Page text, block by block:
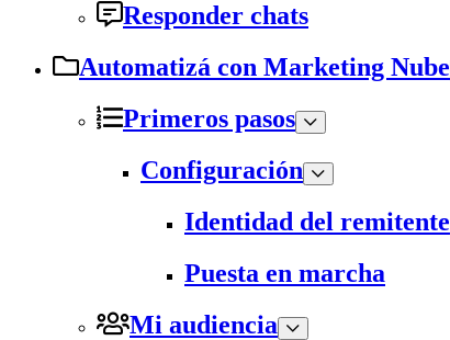
Responder chats
Automatizá con Marketing Nube
Primeros pasos
Configuración
Identidad del remitente
Puesta en marcha
Mi audiencia